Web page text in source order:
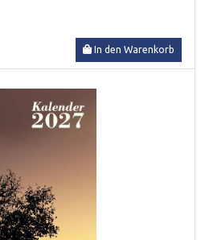
In den Warenkorb